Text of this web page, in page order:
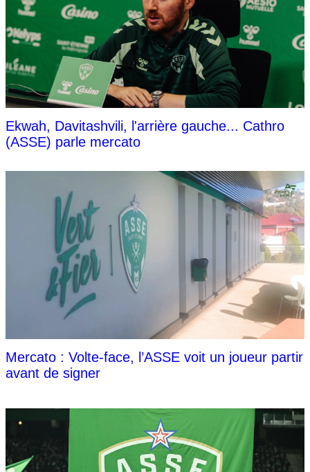
Ekwah, Davitashvili, l'arrière gauche... Cathro
(ASSE) parle mercato
Mercato : Volte-face, l’ASSE voit un joueur partir
avant de signer